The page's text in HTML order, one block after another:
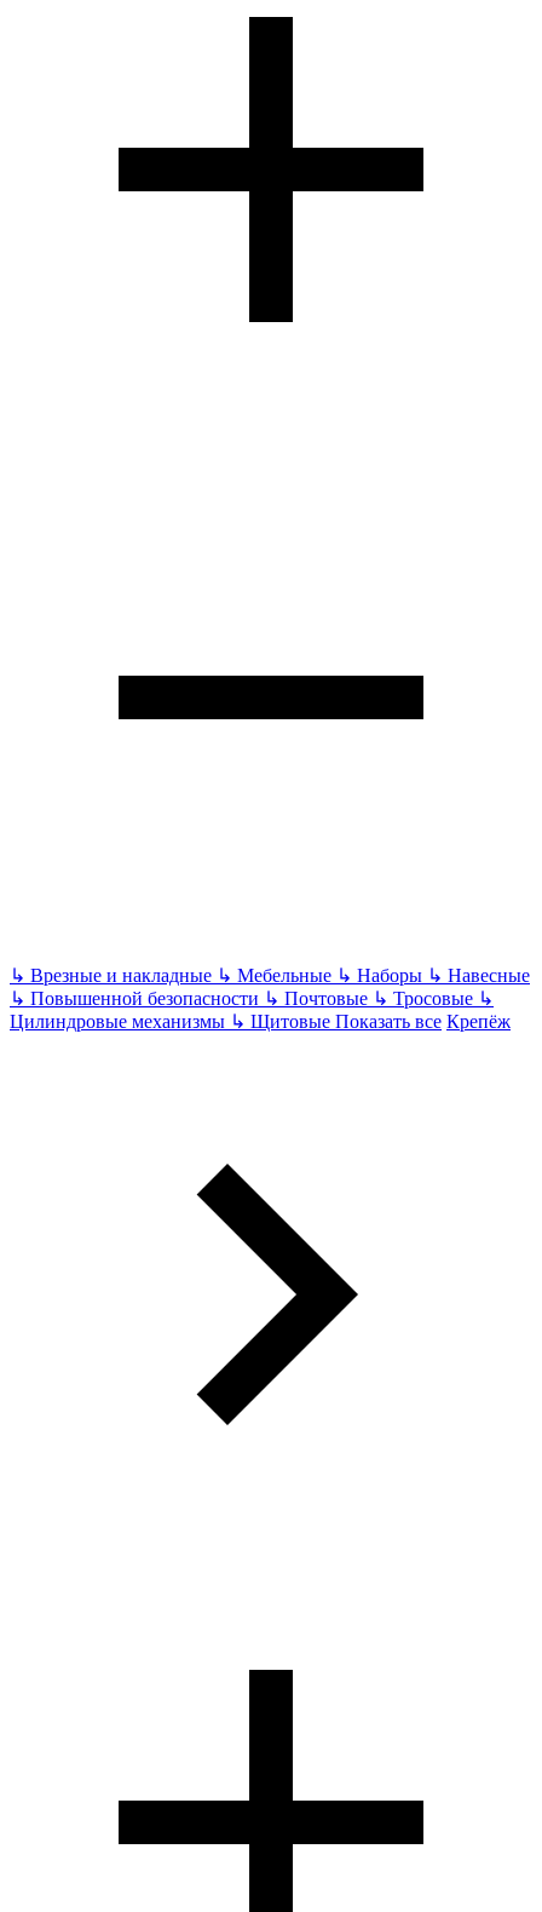
↳ Врезные и накладные ↳ Мебельные ↳ Наборы ↳ Навесные
↳ Повышенной безопасности ↳ Почтовые ↳ Тросовые ↳
Цилиндровые механизмы ↳ Щитовые Показать все Крепёж